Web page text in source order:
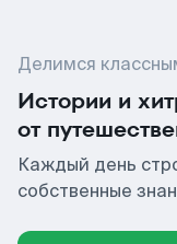
Делимся
Истории и
от
Каждый день
собственные